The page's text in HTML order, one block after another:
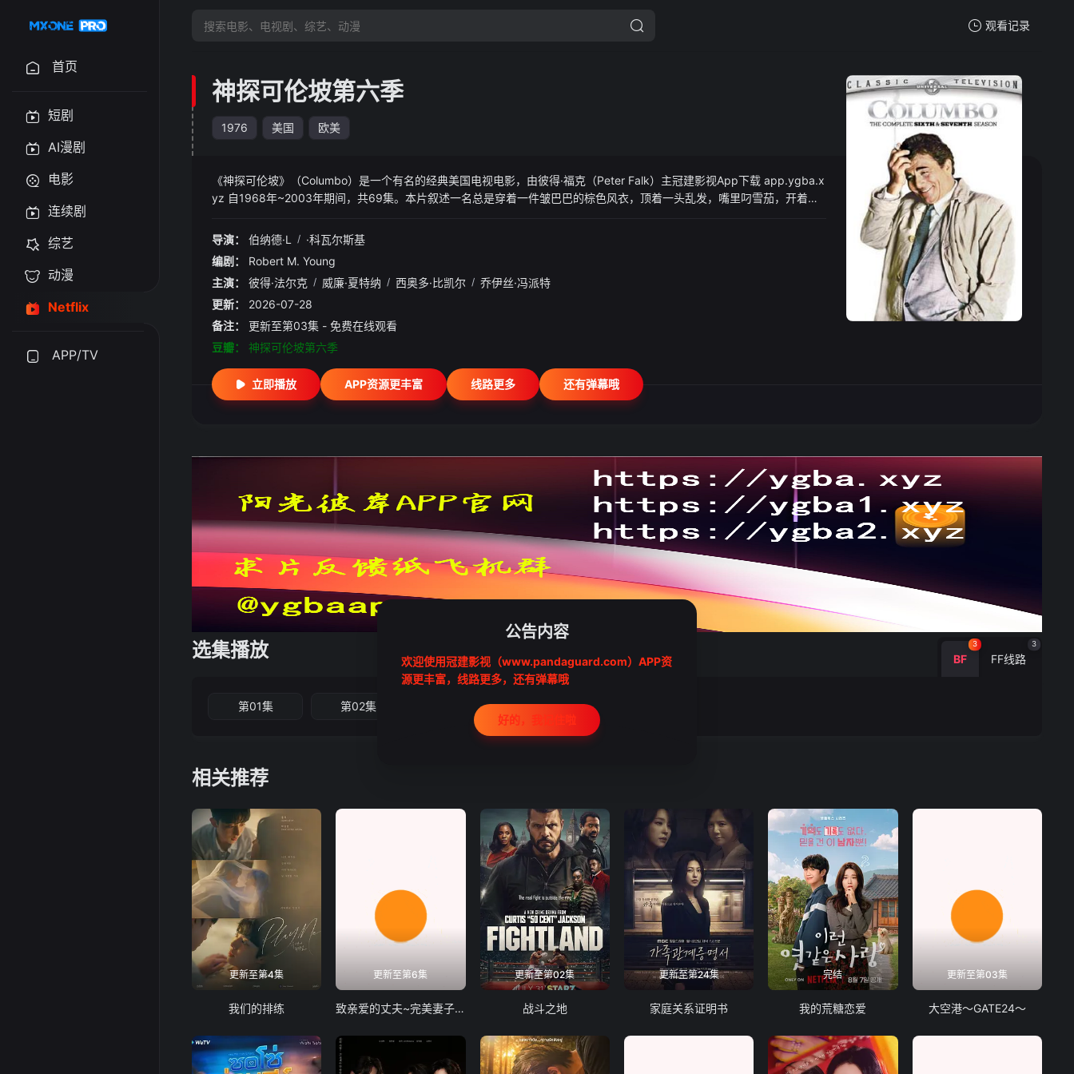
观看记录
暂无观看影片的记录
首页
短剧
AI漫剧
电影
连续剧
综艺
动漫
Netflix
APP/TV
神探可伦坡第六季
1976 美国 欧美
《神探可伦坡》（Columbo）是一个有名的经典美国电视电影，由彼得·福克（Peter Falk）主冠建影视App下载 app.ygba.x
yz 自1968年~2003年期间，共69集。本片叙述一名总是穿着一件皱巴巴的棕色风衣，顶着一头乱发，嘴里叼雪茄，开着一
种案件，并让犯人无从抵赖。 本片每集独立成篇，一大特点是每集中客串演出犯人角色的全为名演员与名人。另一特点
不得不自白。犯人原以为天衣无缝的杀人计划，都逃不过他的锐眼。他的一句名言是：‘世上没有完美犯罪’。 倒叙推理，
着重如howcatchem（如何抓住犯人），而不是常见的whodunit（谁是凶手）、howdunit（手法）或whydunit（动机）。因
此在日本若出现倒叙推理的作品，往往会被叫成‘神探可伦坡或古畑任三郎风格’。日本著名编剧 三谷幸喜 从小就可伦坡迷，
长大后更是创作了’日本版神探可伦坡’－《古畑任三郎》。
导演： 伯纳德·L / ·科瓦尔斯基
编剧：
Robert M. Young
主演：
彼得·法尔克 / 威廉·夏特纳 / 西奥多·比凯尔 / 乔伊丝·冯派特
更新：
2026-07-28
备注：
更新至第03集 - 免费在线观看
豆瓣：
神探可伦坡第六季
立即播放 APP资源更丰富 线路更多 还有弹幕哦
选集播放 BF
3
FF线路
3
第01集 第02集 第03集
相关推荐
更新至第4集
我们的排练
更新至第6集
致亲爱的丈夫~完美妻子的谎言~
更新至第02集
战斗之地
更新至第24集
家庭关系证明书
完结
我的荒糖恋爱
更新至第03集
大空港～GATE24～
公告内容
欢迎使用冠建影视（www.pandaguard.com）APP资
源更丰富，线路更多，还有弹幕哦
好的，我记住啦